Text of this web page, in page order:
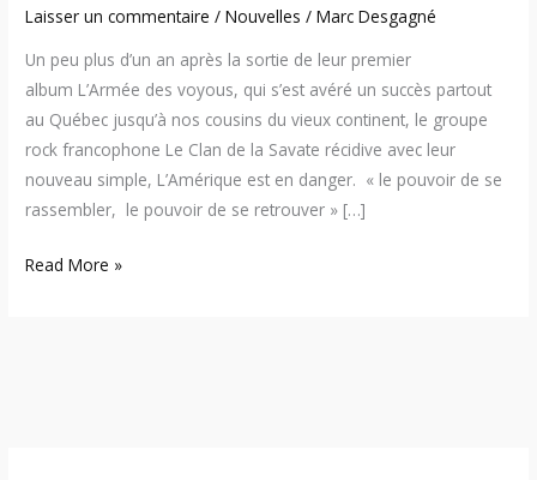
Laisser un commentaire /Nouvelles /Marc Desgagné
Un peu plus d’un an après la sortie de leur premier
album L’Armée des voyous, qui s’est avéré un succès partout
au Québec jusqu’à nos cousins du vieux continent, le groupe
rock francophone Le Clan de la Savate récidive avec leur
nouveau simple, L’Amérique est en danger. « le pouvoir de se
rassembler, le pouvoir de se retrouver » […]
Read More »